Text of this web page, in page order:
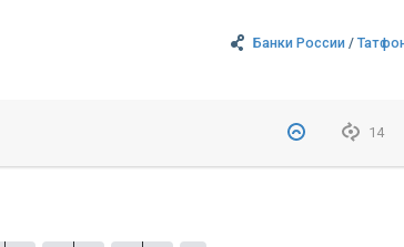
Банки России /
14